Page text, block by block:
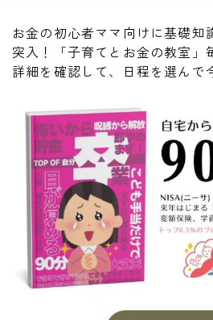
お金の初心者ママ向けに基礎知
突入！「子育てとお金の教室」
詳細を確認して、日程を選んで